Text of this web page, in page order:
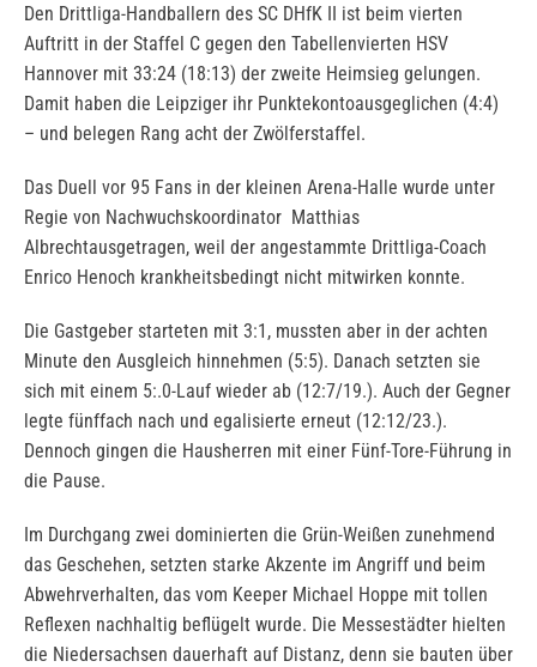
Den Drittliga-Handballern des SC DHfK II ist beim vierten
Auftritt in der Staffel C gegen den Tabellenvierten HSV
Hannover mit 33:24 (18:13) der zweite Heimsieg gelungen.
Damit haben die Leipziger ihr Punktekontoausgeglichen (4:4)
– und belegen Rang acht der Zwölferstaffel.
Das Duell vor 95 Fans in der kleinen Arena-Halle wurde unter
Regie von Nachwuchskoordinator Matthias
Albrechtausgetragen, weil der angestammte Drittliga-Coach
Enrico Henoch krankheitsbedingt nicht mitwirken konnte.
Die Gastgeber starteten mit 3:1, mussten aber in der achten
Minute den Ausgleich hinnehmen (5:5). Danach setzten sie
sich mit einem 5:.0-Lauf wieder ab (12:7/19.). Auch der Gegner
legte fünffach nach und egalisierte erneut (12:12/23.).
Dennoch gingen die Hausherren mit einer Fünf-Tore-Führung in
die Pause.
Im Durchgang zwei dominierten die Grün-Weißen zunehmend
das Geschehen, setzten starke Akzente im Angriff und beim
Abwehrverhalten, das vom Keeper Michael Hoppe mit tollen
Reflexen nachhaltig beflügelt wurde. Die Messestädter hielten
die Niedersachsen dauerhaft auf Distanz, denn sie bauten über